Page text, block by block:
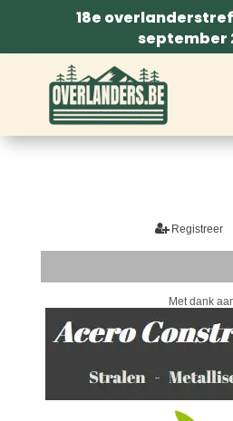
18e
september